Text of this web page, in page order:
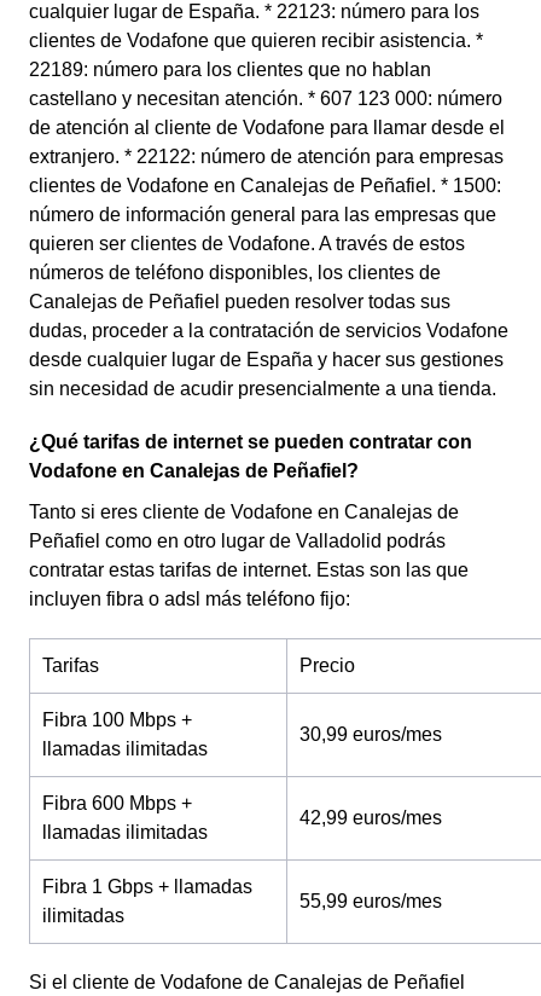
cualquier lugar de España. * 22123: número para los
clientes de Vodafone que quieren recibir asistencia. *
22189: número para los clientes que no hablan
castellano y necesitan atención. * 607 123 000: número
de atención al cliente de Vodafone para llamar desde el
extranjero. * 22122: número de atención para empresas
clientes de Vodafone en Canalejas de Peñafiel. * 1500:
número de información general para las empresas que
quieren ser clientes de Vodafone. A través de estos
números de teléfono disponibles, los clientes de
Canalejas de Peñafiel pueden resolver todas sus
dudas, proceder a la contratación de servicios Vodafone
desde cualquier lugar de España y hacer sus gestiones
sin necesidad de acudir presencialmente a una tienda.
¿Qué tarifas de internet se pueden contratar con
Vodafone en Canalejas de Peñafiel?
Tanto si eres cliente de Vodafone en Canalejas de
Peñafiel como en otro lugar de Valladolid podrás
contratar estas tarifas de internet. Estas son las que
incluyen fibra o adsl más teléfono fijo:
Tarifas Precio
Fibra 100 Mbps +
llamadas ilimitadas
30,99 euros/mes
Fibra 600 Mbps +
llamadas ilimitadas
42,99 euros/mes
Fibra 1 Gbps + llamadas
ilimitadas
55,99 euros/mes
Si el cliente de Vodafone de Canalejas de Peñafiel